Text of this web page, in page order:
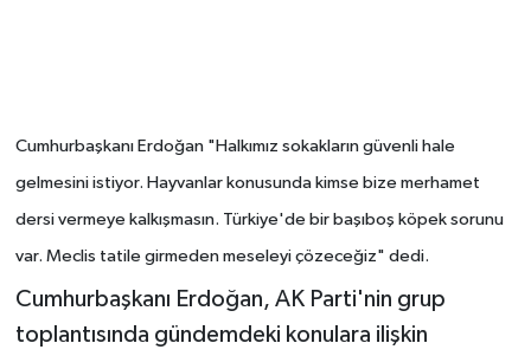
Cumhurbaşkanı Erdoğan "Halkımız sokakların güvenli hale
gelmesini istiyor. Hayvanlar konusunda kimse bize merhamet
dersi vermeye kalkışmasın. Türkiye'de bir başıboş köpek sorunu
var. Meclis tatile girmeden meseleyi çözeceğiz" dedi.
Cumhurbaşkanı Erdoğan, AK Parti'nin grup
toplantısında gündemdeki konulara ilişkin